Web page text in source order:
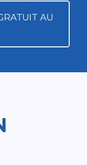
AU